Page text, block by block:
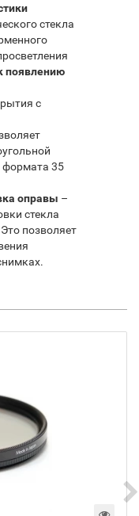
стекла
появлению
с
формата 35
оправы –
стекла
позволяет